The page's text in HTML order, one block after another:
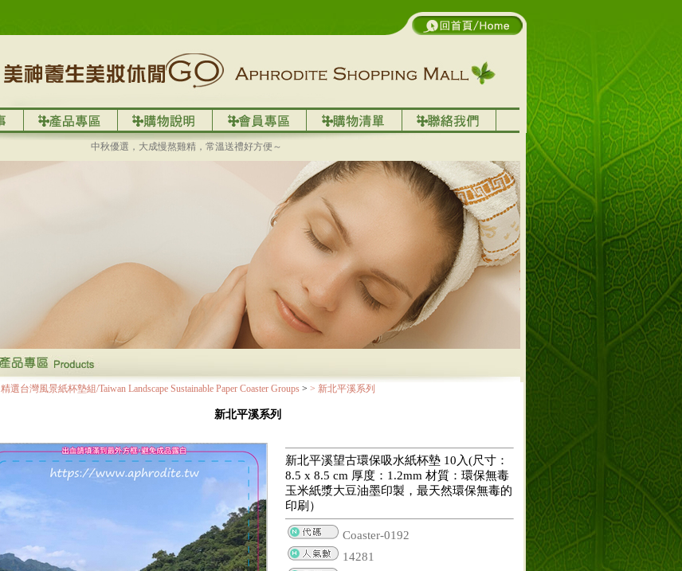
中秋優選，大成慢熬雞精，常溫送禮好方便～
精選台灣風景紙杯墊組/Taiwan Landscape Sustainable Paper Coaster Groups > > 新北平溪系列
新北平溪系列
新北平溪望古環保吸水紙杯墊 10入(尺寸：
8.5 x 8.5 cm 厚度：1.2mm 材質：環保無毒
玉米紙漿大豆油墨印製，最天然環保無毒的
印刷）
Coaster-0192
14281